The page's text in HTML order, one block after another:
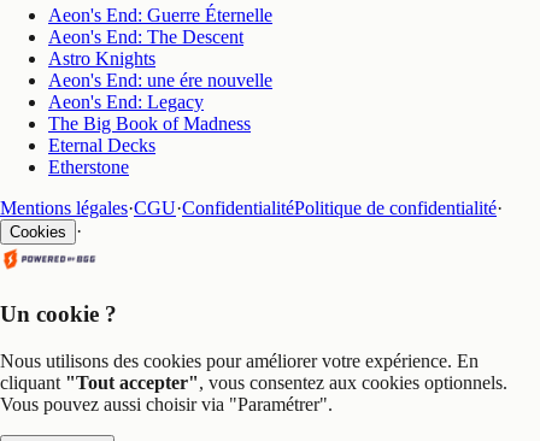
Aeon's End: Guerre Éternelle
Aeon's End: The Descent
Astro Knights
Aeon's End: une ére nouvelle
Aeon's End: Legacy
The Big Book of Madness
Eternal Decks
Etherstone
Mentions légales·CGU·ConfidentialitéPolitique de confidentialité·
Cookies ·
Un cookie ?
Nous utilisons des cookies pour améliorer votre expérience. En
cliquant "Tout accepter", vous consentez aux cookies optionnels.
Vous pouvez aussi choisir via "Paramétrer".